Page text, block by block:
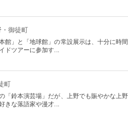
御徒町
館」と「地球館」の常設展示は、十分に時
ドツアーに参加す...
町
「鈴本演芸場」だが、上野でも賑やかな上
きな落語家や漫才...